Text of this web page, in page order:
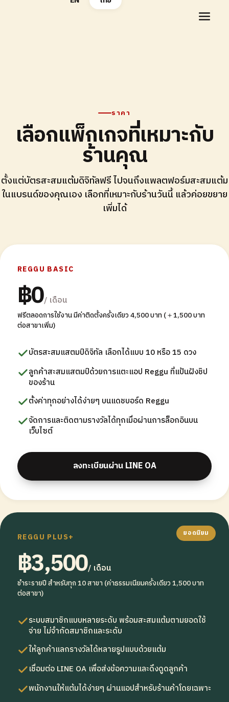
ราคา
เลือกแพ็กเกจที่เหมาะกับ
ร้านคุณ
ตั้งแต่บัตรสะสมแต้มดิจิทัลฟรี ไปจนถึงแพลตฟอร์มสะสมแต้ม
ในแบรนด์ของคุณเอง เลือกที่เหมาะกับร้านวันนี้ แล้วค่อยขยาย
เพิ่มได้
REGGU BASIC
฿0/ เดือน
ฟรีตลอดการใช้งาน มีค่าติดตั้งครั้งเดียว 4,500 บาท (＋1,500 บาท
ต่อสาขาเพิ่ม)
บัตรสะสมแสตมป์ดิจิทัล เลือกได้แบบ 10 หรือ 15 ดวง
ลูกค้าสะสมแสตมป์ด้วยการแตะแอป Reggu ที่แป้นฝังชิป
ของร้าน
ตั้งค่าทุกอย่างได้ง่ายๆ บนแดชบอร์ด Reggu
จัดการและติดตามรางวัลได้ทุกเมื่อผ่านการล็อกอินบน
เว็บไซต์
ลงทะเบียนผ่าน LINE OA
ยอดนิยม
REGGU PLUS+
฿3,500/ เดือน
ชำระรายปี สำหรับทุก 10 สาขา (ค่าธรรมเนียมครั้งเดียว 1,500 บาท
ต่อสาขา)
ระบบสมาชิกแบบหลายระดับ พร้อมสะสมแต้มตามยอดใช้
จ่าย ไม่จำกัดสมาชิกและระดับ
ให้ลูกค้าแลกรางวัลได้หลายรูปแบบด้วยแต้ม
เชื่อมต่อ LINE OA เพื่อส่งข้อความและดึงดูดลูกค้า
พนักงานให้แต้มได้ง่ายๆ ผ่านแอปสำหรับร้านค้าโดยเฉพาะ